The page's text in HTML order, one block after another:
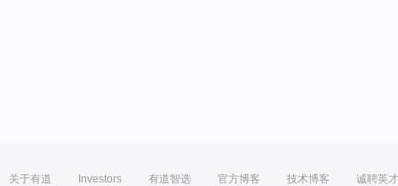
关于有道 Investors 有道智选 官方博客 技术博客 诚聘英才